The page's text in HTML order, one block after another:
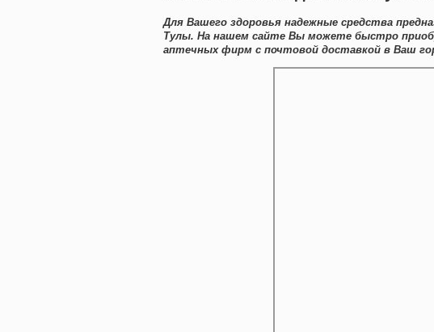
Для Вашего здоровья надежные средства
Тулы. На нашем сайте Вы можете быстро
аптечных фирм с почтовой доставкой в Ваш